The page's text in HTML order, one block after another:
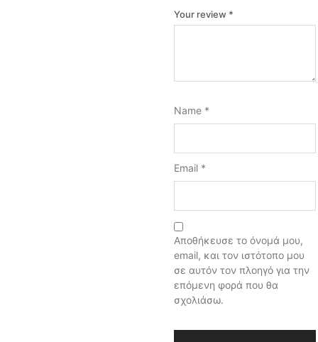
Your review *
Name *
Email *
Αποθήκευσε το όνομά μου,
email, και τον ιστότοπο μου
σε αυτόν τον πλοηγό για την
επόμενη φορά που θα
σχολιάσω.